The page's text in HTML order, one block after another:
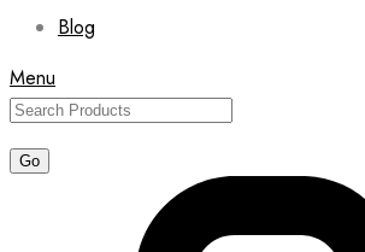
Blog
Menu